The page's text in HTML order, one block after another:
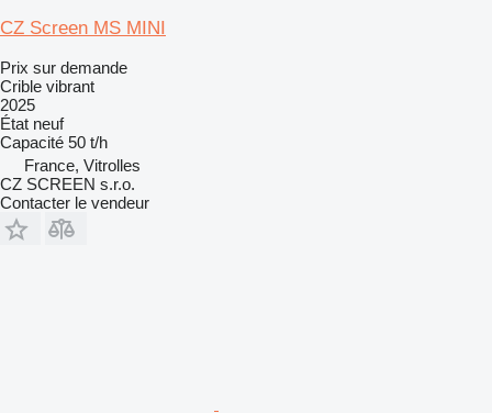
CZ Screen MS MINI
Prix sur demande
Crible vibrant
2025
État neuf
Capacité 50 t/h
France, Vitrolles
CZ SCREEN s.r.o.
Contacter le vendeur